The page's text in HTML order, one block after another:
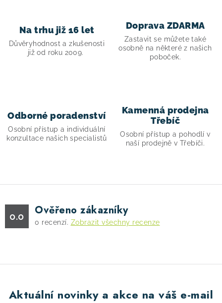
u
Na trhu již 16 let
Důvěryhodnost a zkušenosti
již od roku 2009.
Doprava ZDARMA
Zastavit se můžete také
osobně na některé z našich
poboček.
Odborné poradenství
Osobní přístup a individuální
konzultace našich specialistů
Kamenná prodejna
Třebíč
Osobní přístup a pohodlí v
naší prodejně v Třebíči.
0.0 Ověřeno zákazníky
0 recenzí. Zobrazit všechny recenze
Aktuální novinky a akce na váš e-mail